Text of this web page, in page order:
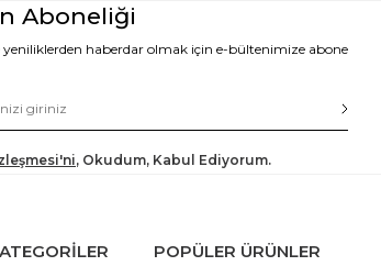
Aboneliği
haberdar olmak için e-bültenimize abone
, Okudum, Kabul Ediyorum.
POPÜLER ÜRÜNLER